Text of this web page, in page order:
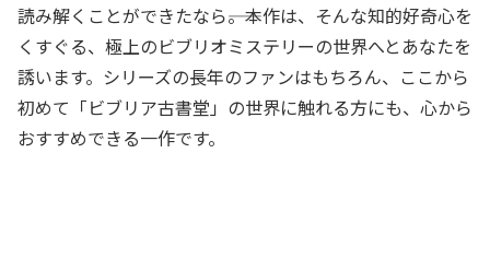
読み解くことができたなら――。本作は、そんな知的好奇心を
くすぐる、極上のビブリオミステリーの世界へとあなたを
誘います。シリーズの長年のファンはもちろん、ここから
初めて「ビブリア古書堂」の世界に触れる方にも、心から
おすすめできる一作です。